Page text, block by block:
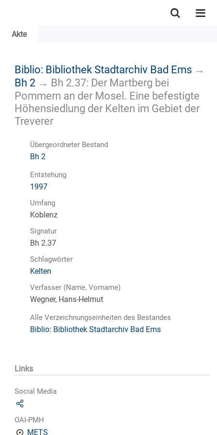
Akte
Biblio: Bibliothek Stadtarchiv Bad Ems →
Bh 2 → Bh 2.37: Der Martberg bei
Pommern an der Mosel. Eine befestigte
Höhensiedlung der Kelten im Gebiet der
Treverer
Übergeordneter Bestand
Bh 2
Entstehung
1997
Umfang
Koblenz
Signatur
Bh 2.37
Schlagwörter
Kelten
Verfasser (Name, Vorname)
Wegner, Hans-Helmut
Alle Verzeichnungseinheiten des Bestandes
Biblio: Bibliothek Stadtarchiv Bad Ems
Links
Social Media
OAI-PMH
METS